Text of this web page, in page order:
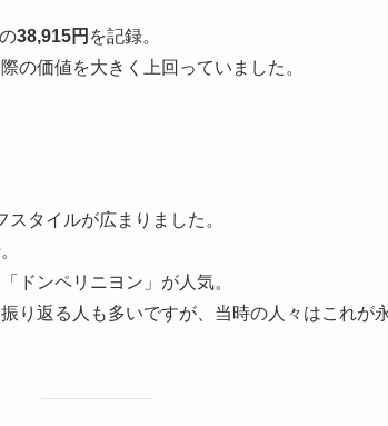
38,915円 を記録。
の価値を大きく上回っていました。
タイルが広まりました。
ドンペリニヨン」が人気。
り返る人も多いですが、当時の人々はこれが